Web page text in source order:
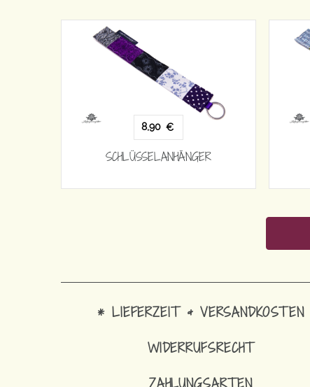
8,90 €
SCHLÜSSELANHÄNGER
* LIEFERZEIT & VERSANDKOSTEN
WIDERRUFSRECHT
ZAHLUNGSARTEN